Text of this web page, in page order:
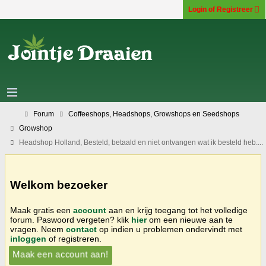
Login of Registreer
Forum
Coffeeshops, Headshops, Growshops en Seedshops
Growshop
Headshop Holland, Besteld, betaald en niet ontvangen wat ik besteld heb....
Welkom bezoeker
Maak gratis een account aan en krijg toegang tot het volledige
forum. Paswoord vergeten? klik hierom een nieuwe aan te
vragen. Neem contact op indien u problemen ondervindt met
inloggen of registreren.
Maak een account aan!